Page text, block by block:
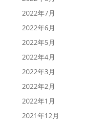
2022年7月
2022年6月
2022年5月
2022年4月
2022年3月
2022年2月
2022年1月
2021年12月